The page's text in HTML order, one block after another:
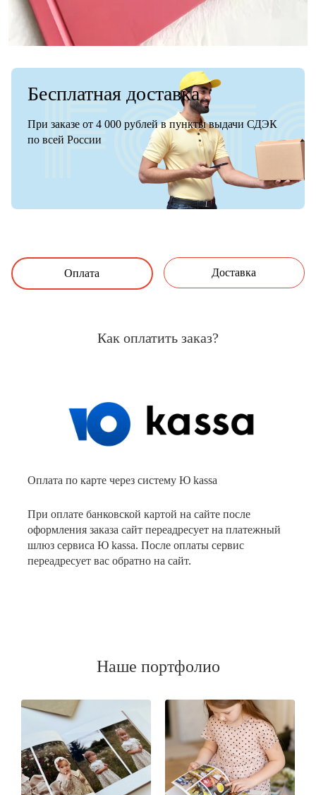
Бесплатная доставка
При заказе от 4 000 рублей в пункты выдачи СДЭК
по всей России
Оплата Доставка
Как оплатить заказ?
Оплата по карте через систему Ю kassa
При оплате банковской картой на сайте после
оформления заказа сайт переадресует на платежный
шлюз сервиса Ю kassa. После оплаты сервис
переадресует вас обратно на сайт.
Наше портфолио